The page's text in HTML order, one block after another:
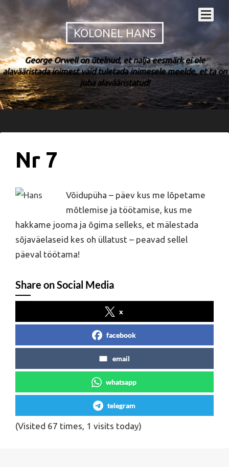
KOLONEL HANS
George Orwell on ütelnud, et nalja eesmärk ei ole
alavääristada inimest vaid tuletada inimesele meelde, et ta on
juba alavääristatud!
Nr 7
Võidupüha – päev kus me lõpetame
mõtlemise ja töötamise, kus me
hakkame jooma ja õgima selleks, et mälestada
sõjaväelaseid kes oh üllatust – peavad sellel
päeval töötama!
Share on Social Media
x
facebook
email
whatsapp
telegram
(Visited 67 times, 1 visits today)